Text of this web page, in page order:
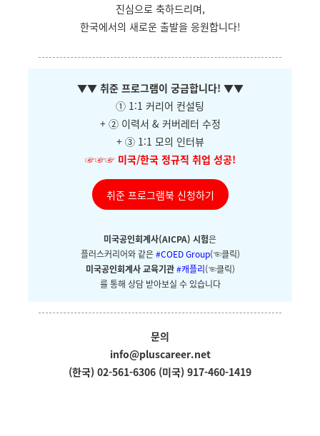
진심으로 축하드리며,
한국에서의 새로운 출발을 응원합니다!
▼▼ 취준 프로그램이 궁금합니다! ▼▼
① 1:1 커리어 컨설팅
+ ② 이력서 & 커버레터 수정
+ ③ 1:1 모의 인터뷰
☞☞☞ 미국/한국 정규직 취업 성공!
취준 프로그램북 신청하기
미국공인회계사(AICPA) 시험은
플러스커리어와 같은#COED Group(☜클릭)
미국공인회계사 교육기관#캐플리(☜클릭)
를 통해 상담 받아보실 수 있습니다
문의
info@pluscareer.net
(한국) 02-561-6306 (미국) 917-460-1419